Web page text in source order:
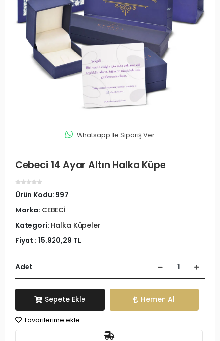
Whatsapp İle Sipariş Ver
Cebeci 14 Ayar Altın Halka Küpe
Ürün Kodu: 997
Marka: CEBECİ
Kategori: Halka Küpeler
Fiyat : 15.920,29 TL
Adet
Sepete Ekle Hemen Al
Favorilerime ekle